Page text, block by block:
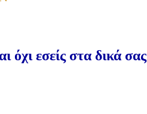
όχι εσείς στα δικά σας